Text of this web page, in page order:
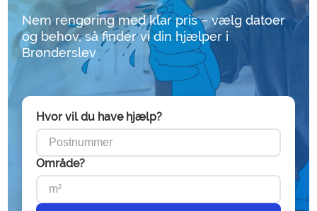
Nem rengøring med klar pris – vælg datoer
og behov, så finder vi din hjælper i
Brønderslev
Hvor vil du have hjælp?
Område?